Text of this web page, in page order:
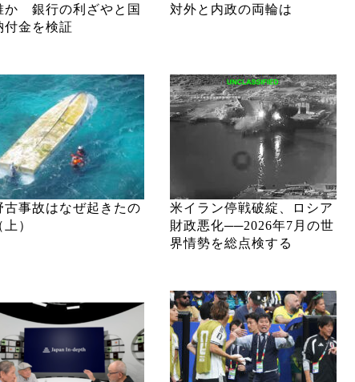
か 銀行の利ざやと国
付金を検証
対外と内政の両輪は
古事故はなぜ起きたの
）
米イラン停戦破綻、ロシア
財政悪化──2026年7月の世
界情勢を総点検する